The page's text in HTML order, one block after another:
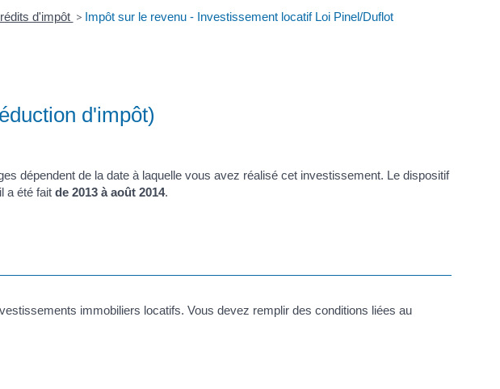
d'impôt > Impôt sur le revenu - Investissement locatif Loi Pinel/Duflot
d'impôt)
dépendent de la date à laquelle vous avez réalisé cet investissement. Le dispositif
a été fait de 2013 à août 2014.
immobiliers locatifs. Vous devez remplir des conditions liées au